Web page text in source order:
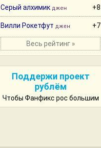
Серый алхимик джен +8
Вилли Рокетфут джен +7
Весь рейтинг »
Поддержи проект
рублём
Чтобы Фанфикс рос большим